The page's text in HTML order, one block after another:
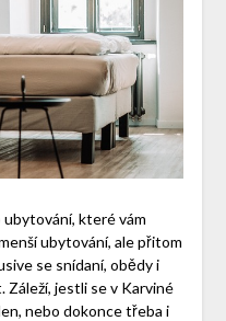
které vám
ubytování, ale přitom
se snídaní, obědy i
jestli se v Karviné
nebo dokonce třeba i